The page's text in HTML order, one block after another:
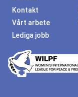
Kontakt
Vårt arbete
Lediga jobb